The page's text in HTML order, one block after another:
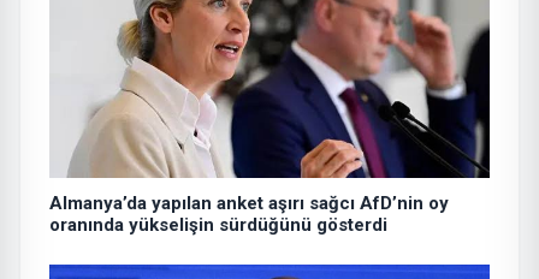
Almanya’da yapılan anket aşırı sağcı AfD’nin oy
oranında yükselişin sürdüğünü gösterdi